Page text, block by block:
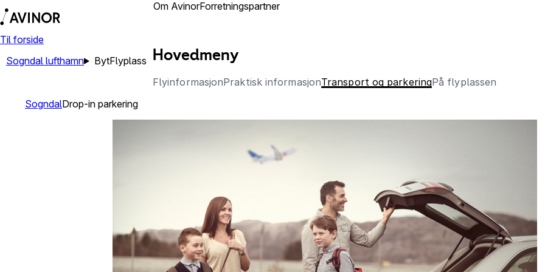
Til forside
Om AvinorForretningspartner
Sogndal lufthamn BytFlyplass Hovedmeny
FlyinformasjonPraktisk informasjonTransport og parkeringPå flyplassen
SogndalDrop-in parkering